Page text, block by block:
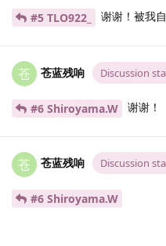
#5 TLO922_ 谢谢！被我
苍 苍蓝残响 Discussion
#6 Shiroyama.​W 谢谢！
苍 苍蓝残响 Discussion
#6 Shiroyama.​W